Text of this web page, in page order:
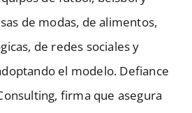
de modas, de alimentos,
de redes sociales y
el modelo. Defiance
firma que asegura